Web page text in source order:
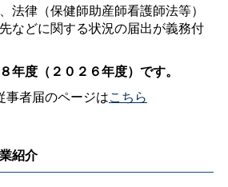
法律（保健師助産師看護師法等）
などに関する状況の届出が義務付
年度（２０２６年度）です。
者届のページはこちら
紹介